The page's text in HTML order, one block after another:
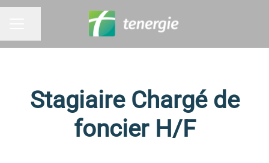
Partager la page
Stagiaire Chargé de
foncier H/F